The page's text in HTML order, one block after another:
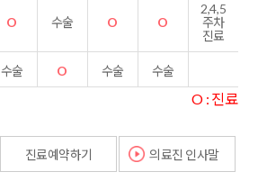
O 수술 O O
2,4,5
주차
진료
수술 O 수술 수술
O : 진료
진료예약하기 의료진 인사말